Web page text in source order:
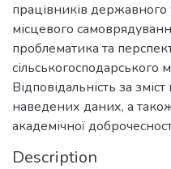
працівників державного
місцевого
проблематика та
Відповідальність за
наведених даних, а
академічної
Description